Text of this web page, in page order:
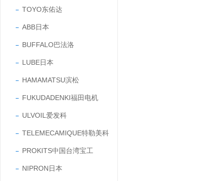
TOYO东佑达
ABB日本
BUFFALO巴法洛
LUBE日本
HAMAMATSU滨松
FUKUDADENKI福田电机
ULVOIL爱发科
TELEMECAMIQUE特勒美科
PROKITS中国台湾宝工
NIPRON日本